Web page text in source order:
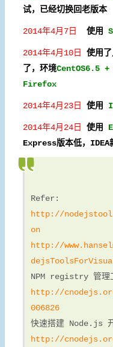
试，已经切换回老版本
2014年4月7日 使用
2014年4月10日
使用
了，环境CentOS6.5
Firefox
2014年4月23日 使用
2014年4月24日 使用
Express版本低，IDEA
Refer:
http://
on
http://
NPM registry 管理
http://
006826
快速搭建 Node.js
http://